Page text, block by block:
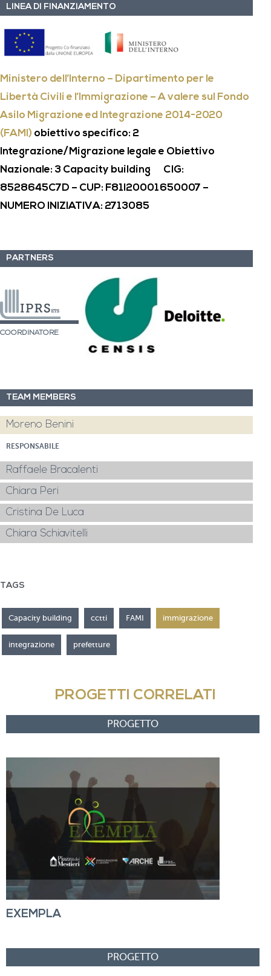
LINEA DI FINANZIAMENTO
Ministero dell’Interno – Dipartimento per le
Libertà Civili e l’Immigrazione – A valere sul Fondo
Asilo Migrazione ed Integrazione 2014-2020
(FAMI) obiettivo specifico: 2
Integrazione/Migrazione legale e Obiettivo
Nazionale: 3 Capacity building CIG:
8528645C7D – CUP: F81I20001650007 –
NUMERO INIZIATIVA: 2713085
PARTNERS
COORDINATORE
TEAM MEMBERS
Moreno Benini
RESPONSABILE
Raffaele Bracalenti
Chiara Peri
Cristina De Luca
Chiara Schiavitelli
TAGS
Capacity building cctti FAMI immigrazione
integrazione prefetture
PROGETTI CORRELATI
EXEMPLA